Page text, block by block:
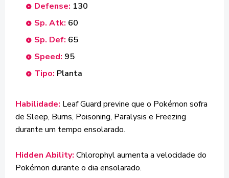
Defense: 130
Sp. Atk: 60
Sp. Def: 65
Speed: 95
Tipo: Planta
Habilidade: Leaf Guard previne que o Pokémon sofra
de Sleep, Burns, Poisoning, Paralysis e Freezing
durante um tempo ensolarado.
Hidden Ability: Chlorophyl aumenta a velocidade do
Pokémon durante o dia ensolarado.